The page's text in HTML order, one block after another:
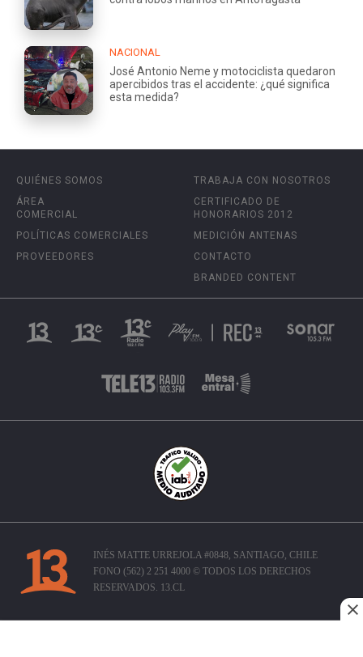
NACIONAL
José Antonio Neme y motociclista quedaron
apercibidos tras el accidente: ¿qué significa
esta medida?
QUIÉNES SOMOS
ÁREA
COMERCIAL
POLÍTICAS COMERCIALES
PROVEEDORES
TRABAJA CON NOSOTROS
CERTIFICADO DE
HONORARIOS 2012
MEDICIÓN ANTENAS
CONTACTO
BRANDED CONTENT
INÉS MATTE URREJOLA #0848, SANTIAGO, CHILE
FONO (562) 2 251 4000 © TODOS LOS DERECHOS
RESERVADOS. 13.CL